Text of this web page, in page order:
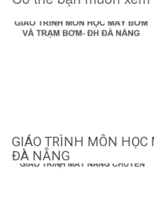
GIÁO TRÌNH MÔN HỌC
ĐÀ NẴNG